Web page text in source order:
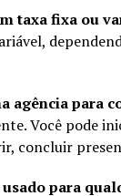
taxa fixa ou
agência para
Você pode
concluir
para